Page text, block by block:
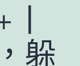
躲